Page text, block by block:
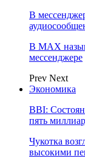
В
В МAX
мессенджере
Prev Next
Экономика
BBI:
пять
Чукотка
высокими